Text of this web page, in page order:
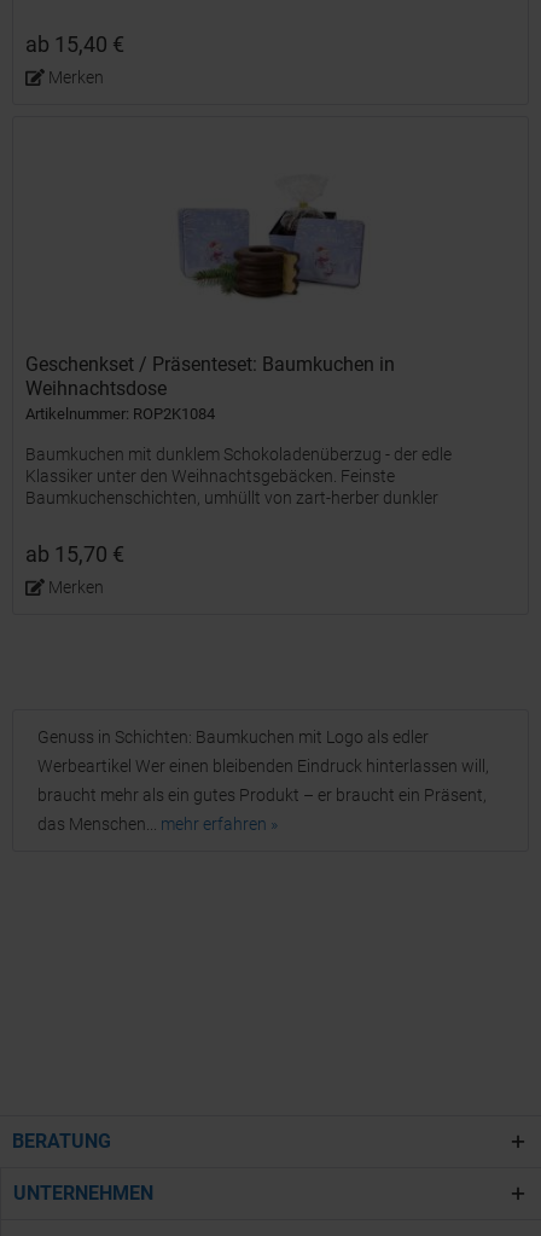
ab 15,40 €
Merken
Geschenkset / Präsenteset: Baumkuchen in
Weihnachtsdose
Artikelnummer: ROP2K1084
Baumkuchen mit dunklem Schokoladenüberzug - der edle
Klassiker unter den Weihnachtsgebäcken. Feinste
Baumkuchenschichten, umhüllt von zart-herber dunkler
Genuss für die festliche...
ab 15,70 €
Merken
Genuss in Schichten: Baumkuchen mit Logo als edler
Werbeartikel Wer einen bleibenden Eindruck hinterlassen will,
braucht mehr als ein gutes Produkt – er braucht ein Präsent,
das Menschen... mehr erfahren »
BERATUNG
UNTERNEHMEN